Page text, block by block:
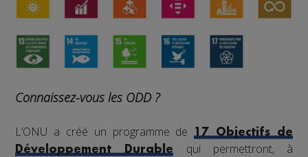
Connaissez-vous les ODD ?
L’ONU a créé un programme de17 Objectifs de
Développement Durable
qui permettront, à